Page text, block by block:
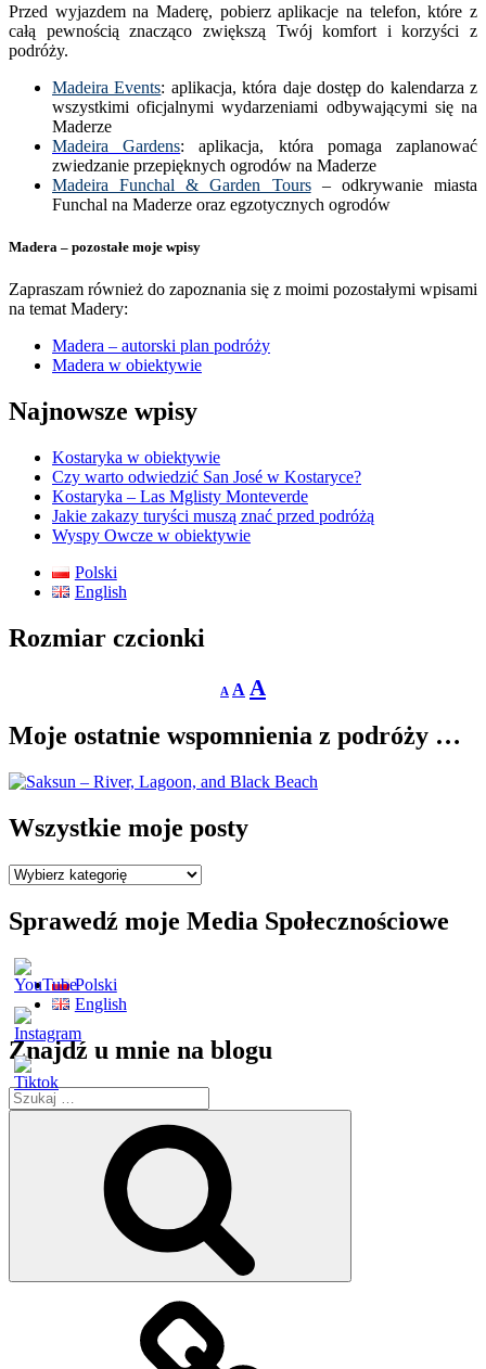
Przed wyjazdem na Maderę, pobierz aplikacje na telefon, które z
całą pewnością znacząco zwiększą Twój komfort i korzyści z
podróży.
Madeira Events: aplikacja, która daje dostęp do kalendarza z
wszystkimi oficjalnymi wydarzeniami odbywającymi się na
Maderze
Madeira Gardens: aplikacja, która pomaga zaplanować
zwiedzanie przepięknych ogrodów na Maderze
Madeira Funchal & Garden Tours– odkrywanie miasta
Funchal na Maderze oraz egzotycznych ogrodów
Madera – pozostałe moje wpisy
Zapraszam również do zapoznania się z moimi pozostałymi wpisami
na temat Madery:
Madera – autorski plan podróży
Madera w obiektywie
Najnowsze wpisy
Kostaryka w obiektywie
Czy warto odwiedzić San José w Kostaryce?
Kostaryka – Las Mglisty Monteverde
Jakie zakazy turyści muszą znać przed podróżą
Wyspy Owcze w obiektywie
Polski
English
Rozmiar czcionki
A
Decrease
font
A Reset
font
size.
A
size.
Moje ostatnie wspomnienia z podróży …
Wszystkie moje posty
Wszystkie
posty
Sprawedź moje Media Społecznościowe
Polski
English
Znajdź u mnie na blogu
Szukaj: